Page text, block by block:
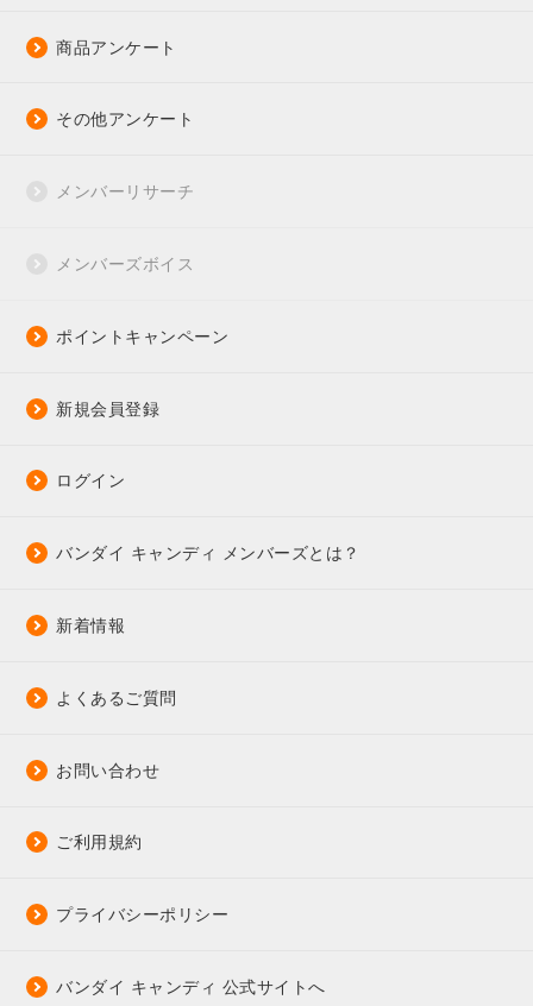
商品アンケート
その他アンケート
メンバーリサーチ
メンバーズボイス
ポイントキャンペーン
新規会員登録
ログイン
バンダイ キャンディ メンバーズとは？
新着情報
よくあるご質問
お問い合わせ
ご利用規約
プライバシーポリシー
バンダイ キャンディ 公式サイトへ